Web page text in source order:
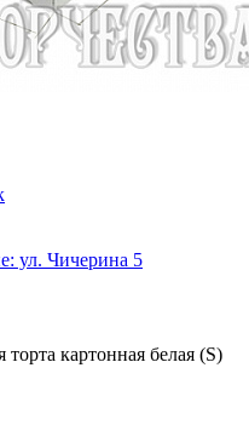
ул. Чичерина 5
картонная белая (S)